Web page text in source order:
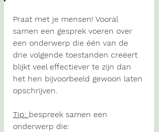
Praat met je mensen! Vooral
samen een gesprek voeren over
een onderwerp die één van de
drie volgende toestanden creëert
blijkt veel effectiever te zijn dan
het hen bijvoorbeeld gewoon laten
opschrijven.
Tip: bespreek samen een
onderwerp die: